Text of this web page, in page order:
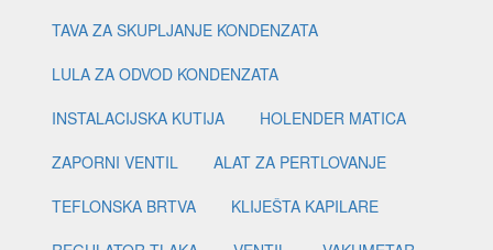
TAVA ZA SKUPLJANJE KONDENZATA
LULA ZA ODVOD KONDENZATA
INSTALACIJSKA KUTIJA
HOLENDER MATICA
ZAPORNI VENTIL
ALAT ZA PERTLOVANJE
TEFLONSKA BRTVA
KLIJEŠTA KAPILARE